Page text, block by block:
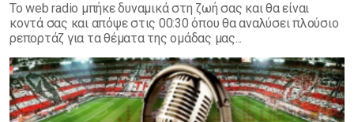
Το web radio μπήκε δυναμικά στη ζωή σας και θα είναι
κοντά σας και απόψε στις 00:30 όπου θα αναλύσει πλούσιο
ρεπορτάζ για τα θέματα της ομάδας μας...